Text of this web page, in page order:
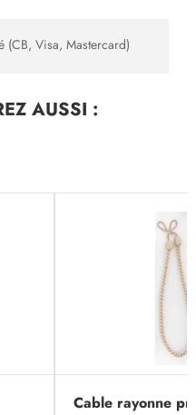
(CB, Visa, Mastercard)
AUSSI :
Cable rayonne